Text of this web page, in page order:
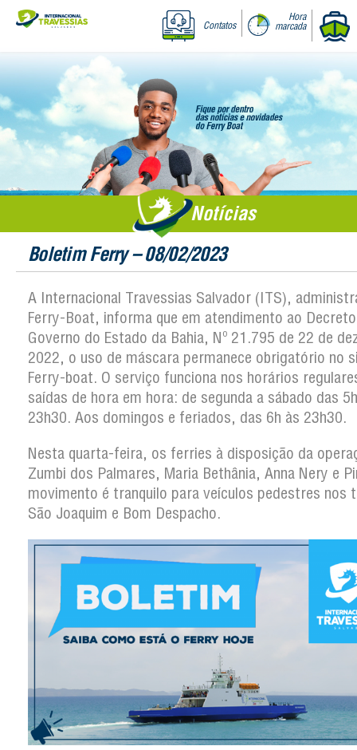
Contatos
Hora
marcada
Notícias
Boletim Ferry – 08/02/2023
A Internacional Travessias Salvador (ITS),
Ferry-Boat, informa que em atendimento ao
Governo do Estado da Bahia, Nº 21.795 de 22 de
2022, o uso de máscara permanece obrigatório no
Ferry-boat. O serviço funciona nos horários
saídas de hora em hora: de segunda a sábado das
23h30. Aos domingos e feriados, das 6h às 23h30.
Nesta quarta-feira, os ferries à disposição da
Zumbi dos Palmares, Maria Bethânia, Anna Nery e
movimento é tranquilo para veículos pedestres nos
São Joaquim e Bom Despacho.